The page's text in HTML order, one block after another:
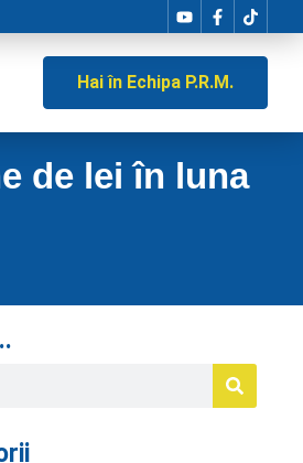
Hai în Echipa P.R.M.
de lei în luna